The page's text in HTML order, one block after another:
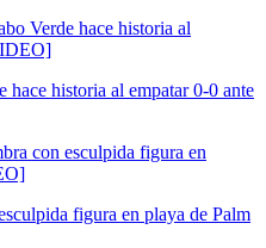
historia al empatar 0-0 ante
figura en playa de Palm